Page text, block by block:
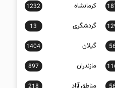
کرمانشاه 1232
گردشگری 13
گیلان 1404
مازندران 897
مناطق آزاد